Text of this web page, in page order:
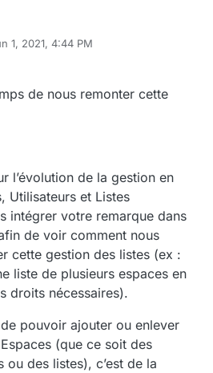
1, 2021, 4:44 PM
de nous remonter cette
l’évolution de la gestion en
Utilisateurs et Listes
intégrer votre remarque dans
de voir comment nous
cette gestion des listes (ex :
liste de plusieurs espaces en
droits nécessaires).
pouvoir ajouter ou enlever
(que ce soit des
ou des listes), c’est de la